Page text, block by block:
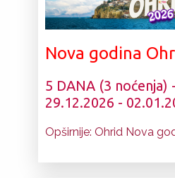
Nova godina
5 DANA (3 noćenja)
29.12.2026 -
Opširnije: Ohrid Nova